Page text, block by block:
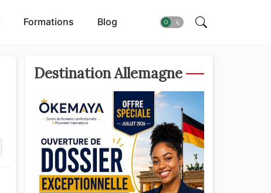
Formations Blog
Destination Allemagne